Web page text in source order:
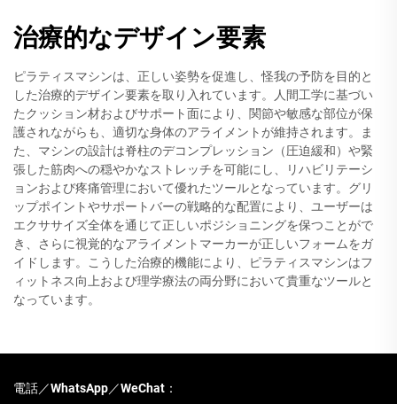
治療的なデザイン要素
ピラティスマシンは、正しい姿勢を促進し、怪我の予防を目的と
した治療的デザイン要素を取り入れています。人間工学に基づい
たクッション材およびサポート面により、関節や敏感な部位が保
護されながらも、適切な身体のアライメントが維持されます。ま
た、マシンの設計は脊柱のデコンプレッション（圧迫緩和）や緊
張した筋肉への穏やかなストレッチを可能にし、リハビリテーシ
ョンおよび疼痛管理において優れたツールとなっています。グリ
ップポイントやサポートバーの戦略的な配置により、ユーザーは
エクササイズ全体を通じて正しいポジショニングを保つことがで
き、さらに視覚的なアライメントマーカーが正しいフォームをガ
イドします。こうした治療的機能により、ピラティスマシンはフ
ィットネス向上および理学療法の両分野において貴重なツールと
なっています。
電話／WhatsApp／WeChat：